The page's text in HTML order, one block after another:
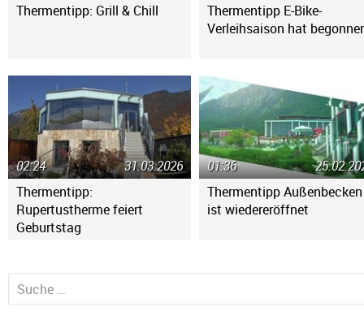
Thermentipp: Grill & Chill
Thermentipp E-Bike-
Verleihsaison hat
Thermentipp:
Rupertustherme feiert
Geburtstag
31.03.2026
02:24
Thermentipp Außenbecken
ist wiedereröffnet
01:36
Suche nach: